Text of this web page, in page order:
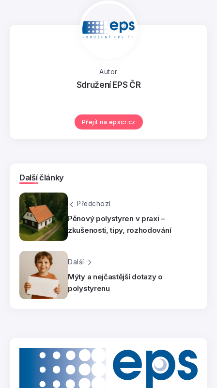
Autor
Sdružení EPS ČR
Přejít na epscr.cz
Další články
Předchozí
Pěnový polystyren v praxi –
zkušenosti, tipy, rozhodování
Další
Mýty a nejčastější dotazy o
polystyrenu